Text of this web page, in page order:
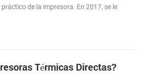
de la impresora. En 2017, se le
Térmicas Directas?